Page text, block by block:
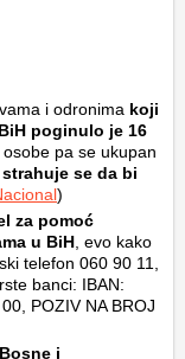
i odronima koji
poginulo je 16
osobe pa se ukupan
strahuje se da bi
)
za pomoć
u BiH , evo kako
telefon 060 90 11,
banci: IBAN:
POZIV NA BROJ
i